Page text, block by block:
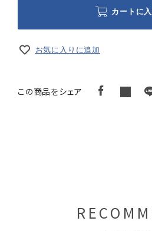
カートに
お気に入りに追加
この商品をシェア